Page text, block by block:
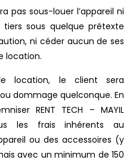
pas sous-louer l’appareil ni
tiers sous quelque prétexte
ni céder aucun de ses
location.
location, le client sera
dommage quelconque. En
RENT TECH – MAYIL
les frais inhérents au
ou des accessoires (y
avec un minimum de 150